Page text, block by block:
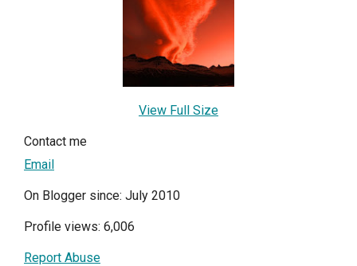
View Full Size
Contact me
Email
On Blogger since: July 2010
Profile views: 6,006
Report Abuse